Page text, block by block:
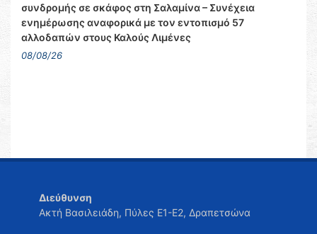
συνδρομής σε σκάφος στη Σαλαμίνα – Συνέχεια
ενημέρωσης αναφορικά με τον εντοπισμό 57
αλλοδαπών στους Καλούς Λιμένες
08/08/26
Διεύθυνση
Ακτή Βασιλειάδη, Πύλες Ε1-Ε2, Δραπετσώνα